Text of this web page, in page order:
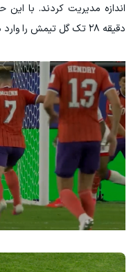
اندازه مدیریت کردند. با
دقیقه ۲۸ تک گل تیمش را وارد دروازه حریف کند.